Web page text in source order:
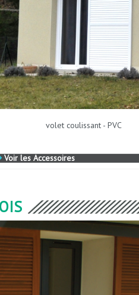
volet coulissant - PVC
Voir les Accessoires